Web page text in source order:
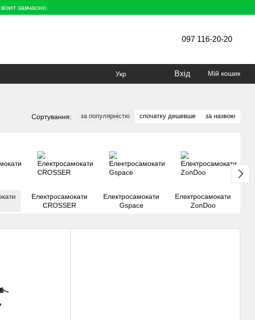
завчасно.
097 116-20-20
Укр Вхід Мій кошик
Сортування: за популярністю спочатку дешевше за назвою
Електросамокати
CROSSER
Електросамокати
Gspace
Електросамокати
ZonDoo